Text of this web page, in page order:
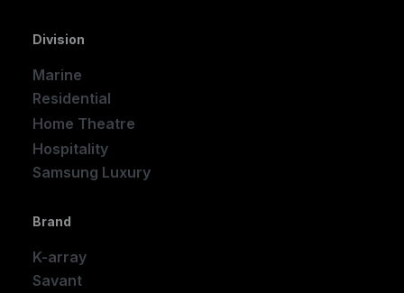
Division
Marine
Residential
Home Theatre
Hospitality
Samsung Luxury
Brand
K-array
Savant